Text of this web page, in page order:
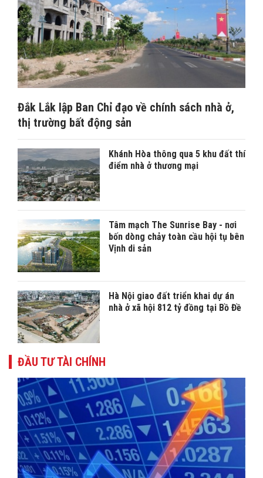
Đắk Lắk lập Ban Chỉ đạo về chính sách nhà ở,
thị trường bất động sản
Khánh Hòa thông qua 5 khu đất thí
điểm nhà ở thương mại
Tâm mạch The Sunrise Bay - nơi
bốn dòng chảy toàn cầu hội tụ bên
Vịnh di sản
Hà Nội giao đất triển khai dự án
nhà ở xã hội 812 tỷ đồng tại Bồ Đề
ĐẦU TƯ TÀI CHÍNH